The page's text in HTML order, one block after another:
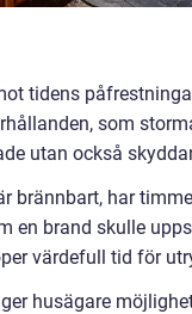
tidens
som
utan också
brännbart, har
en brand skulle
värdefull tid för
husägare